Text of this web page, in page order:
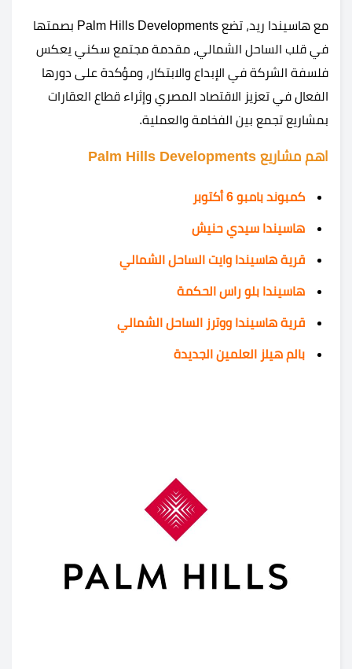
مع هاسيندا ريد، تضع Palm Hills Developments بصمتها
في قلب الساحل الشمالي، مقدمة مجتمع سكني يعكس
فلسفة الشركة في الإبداع والابتكار، ومؤكدة على دورها
الفعال في تعزيز الاقتصاد المصري وإثراء قطاع العقارات
بمشاريع تجمع بين الفخامة والعملية.
اهم مشاريع Palm Hills Developments
كمبوند بامبو 6 أكتوبر
هاسيندا سيدي حنيش
قرية هاسيندا وايت الساحل الشمالي
هاسيندا بلو راس الحكمة
قرية هاسيندا ووترز الساحل الشمالي
بالم هيلز العلمين الجديدة